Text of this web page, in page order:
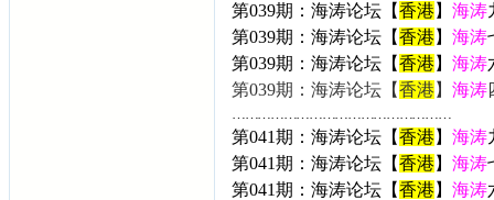
第039期：海涛论坛【香港 】 海涛
第039期：海涛论坛【香港 】 海涛
第039期：海涛论坛【香港 】 海涛
第039期：海涛论坛【香港 】 海涛
……………………………………………
第041期：海涛论坛【香港 】 海涛
第041期：海涛论坛【香港 】 海涛
第041期：海涛论坛【香港 】 海涛